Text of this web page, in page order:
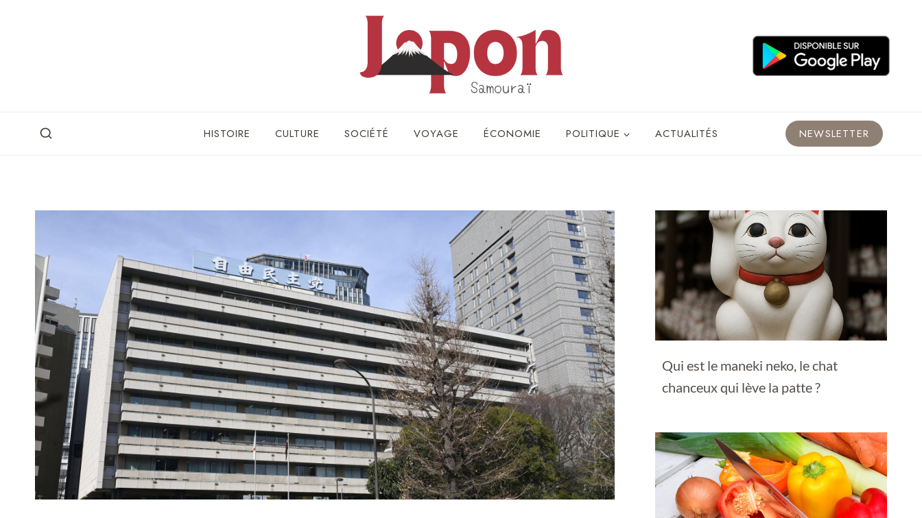
HISTOIRE CULTURE SOCIÉTÉ VOYAGE ÉCONOMIE POLITIQUE ACTUALITÉS NEWSLETTER
Qui est le maneki neko, le chat
chanceux qui lève la patte ?